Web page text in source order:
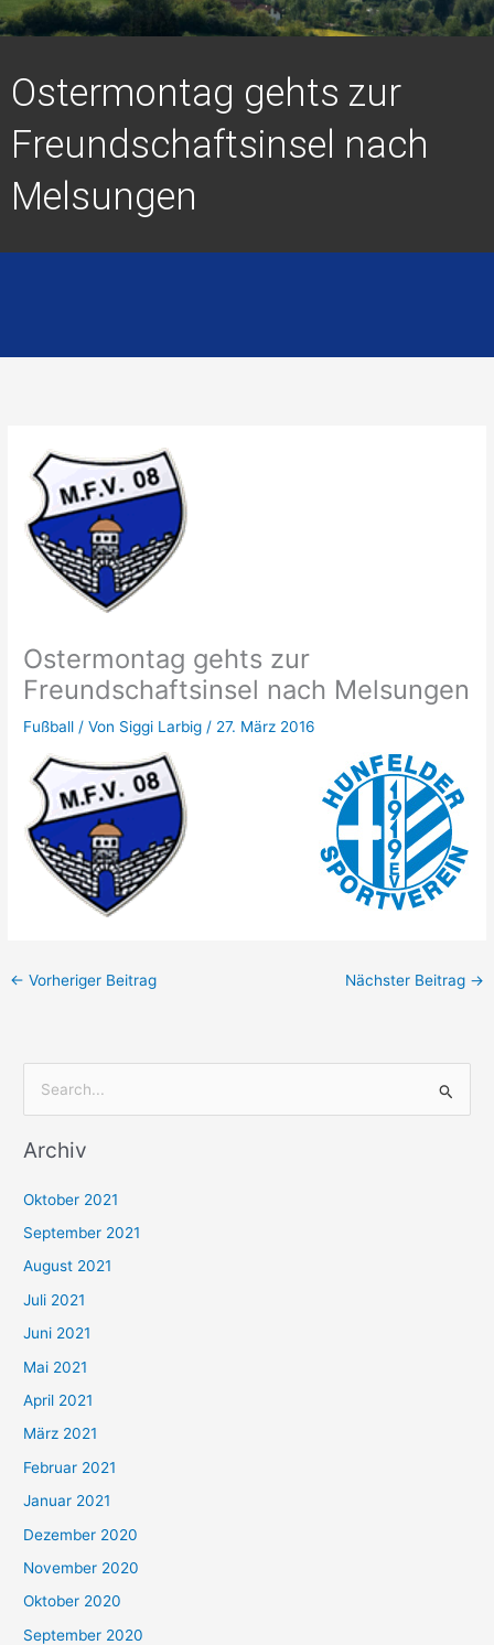
Ostermontag gehts zur
Freundschaftsinsel nach
Melsungen
Ostermontag gehts zur
Freundschaftsinsel nach Melsungen
Fußball / Von Siggi Larbig / 27. März 2016
← Vorheriger Beitrag Nächster Beitrag →
c
n
n
a
c
h
:
Archiv
Oktober 2021
September 2021
August 2021
Juli 2021
Juni 2021
Mai 2021
April 2021
März 2021
Februar 2021
Januar 2021
Dezember 2020
November 2020
Oktober 2020
September 2020